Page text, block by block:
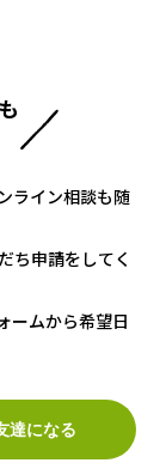
ライン相談も随
ち申請をしてく
ームから希望日
達になる